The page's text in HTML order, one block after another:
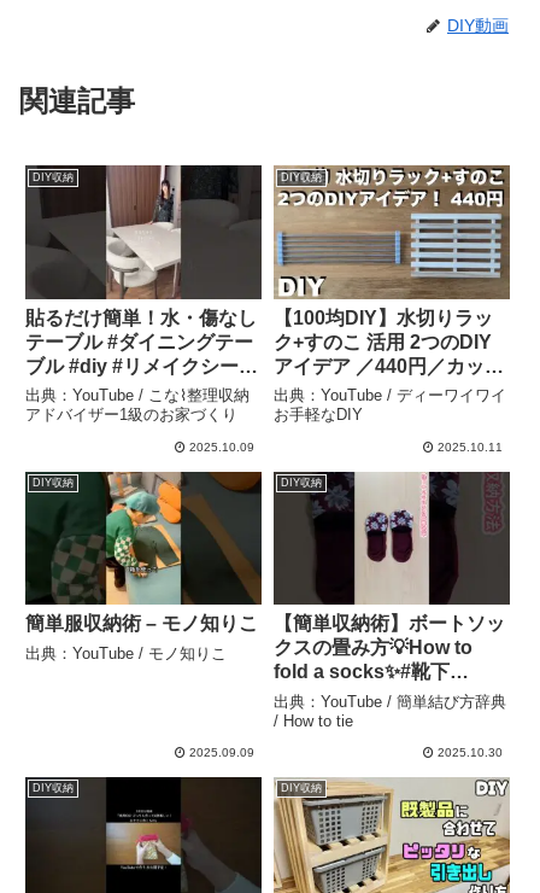
DIY動画
関連記事
DIY収納
貼るだけ簡単！水・傷なし
テーブル #ダイニングテー
ブル #diy #リメイクシート
– こな⌇整理収納アドバイ
ザー1級のお家づくり
出典：YouTube / こな⌇整理収納
アドバイザー1級のお家づくり
2025.10.09
DIY収納
【100均DIY】水切りラッ
ク+すのこ 活用 2つのDIY
アイデア ／440円／カット
なし簡単！／ 棚 ／キッチ
ン、衣類収納／ 100円均一
– ディーワイワイ お手軽な
出典：YouTube / ディーワイワイ
お手軽なDIY
2025.10.11
DIY収納
簡単服収納術 – モノ知りこ
出典：YouTube / モノ知りこ
2025.09.09
DIY収納
【簡単収納術】ボートソッ
クスの畳み方💡How to
fold a socks✨#靴下
#lifehacks#畳み方#たたみ
かた#簡単#How#fold#収納
方法#접는방법#折疊 – 簡単
出典：YouTube / 簡単結び方辞典
/ How to tie
2025.10.30
DIY収納 DIY収納